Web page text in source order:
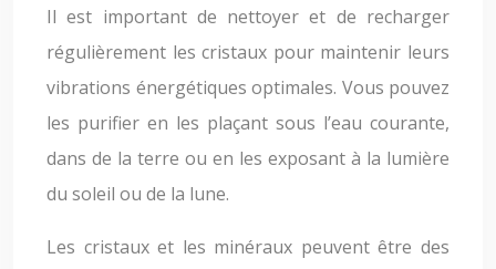
Il est important de nettoyer et de recharger
régulièrement les cristaux pour maintenir leurs
vibrations énergétiques optimales. Vous pouvez
les purifier en les plaçant sous l’eau courante,
dans de la terre ou en les exposant à la lumière
du soleil ou de la lune.
Les cristaux et les minéraux peuvent être des